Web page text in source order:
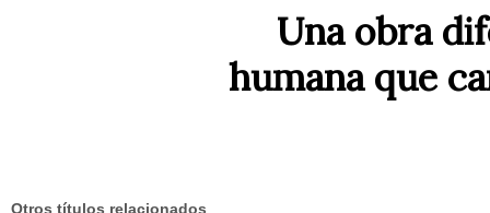
Una obra
humana que
Otros títulos relacionados